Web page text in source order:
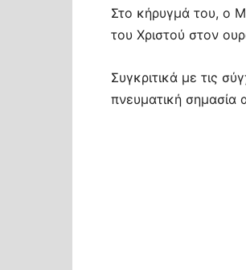
Στο κήρυγμά του, ο
του Χριστού στον
Συγκριτικά με τις
πνευματική σημασία